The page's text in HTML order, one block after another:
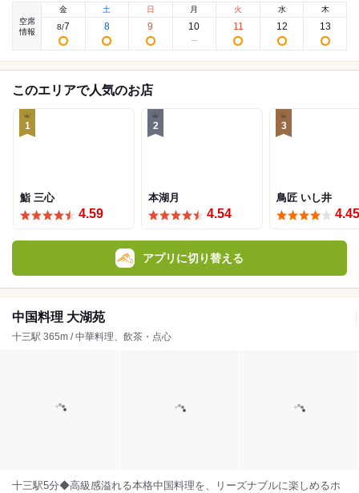
空席
情報
金
8/7
土
8
日
9
月
10
火
11
水
12
木
13
このエリアで人気のお店
1
鮨 三心
4.59
2
本湖月
4.54
3
鳥匠 いし井
4.45
アプリに切り替える
中国料理 大湖苑
十三駅 365m / 中華料理、飲茶・点心
十三駅5分◆高級感溢れる本格中国料理を、リーズナブルに楽しめるホ